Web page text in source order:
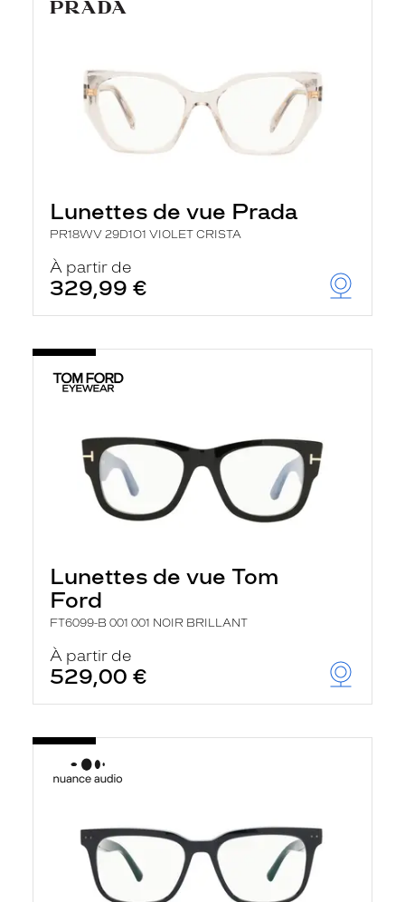
Lunettes de vue Prada
PR18WV 29D1O1 VIOLET CRISTA
À partir de
329,99 €
Lunettes de vue Tom
Ford
FT6099-B 001 001 NOIR BRILLANT
À partir de
529,00 €